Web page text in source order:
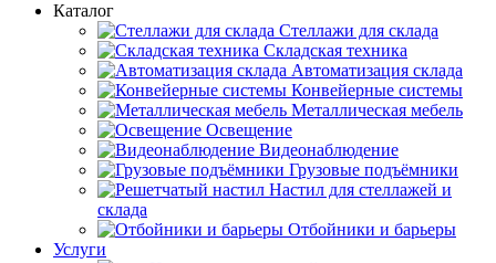
Каталог
Cтеллажи для склада
Складская техника
Автоматизация склада
Конвейерные системы
Металлическая мебель
Освещение
Видеонаблюдение
Грузовые подъёмники
Настил для стеллажей и
склада
Отбойники и барьеры
Услуги